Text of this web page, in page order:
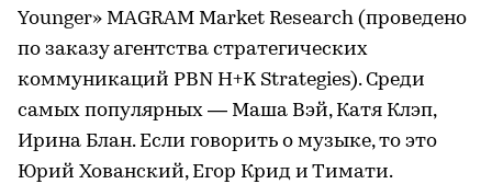
Younger» MAGRAM Market Research (проведено
по заказу агентства стратегических
коммуникаций PBN H+K Strategies). Среди
самых популярных — Маша Вэй, Катя Клэп,
Ирина Блан. Если говорить о музыке, то это
Юрий Хованский, Егор Крид и Тимати.